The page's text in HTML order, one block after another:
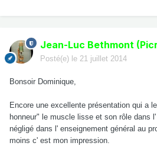
Jean-Luc Bethmont
Posté(e) le 21 juillet 2014
Bonsoir Dominique,
Encore une excellente présentation qui a
honneur" le muscle lisse et son rôle dans
négligé dans l' enseignement général au
moins c' est mon impression.